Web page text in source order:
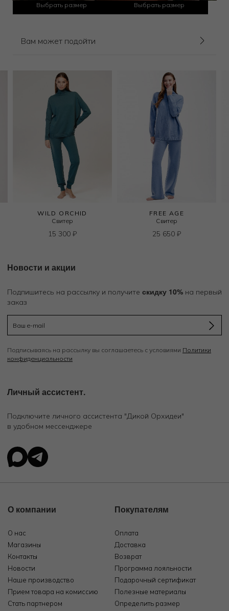
Выбрать размер Выбрать размер
Вам может подойти
WILD ORCHID
Свитер
15 300 ₽
FREE AGE
Свитер
25 650 ₽
Новости и акции
Подпишитесь на рассылку и получите скидку 10% на первый
заказ
Подписываясь на рассылку вы соглашаетесь с условиями Политики
конфиденциальности
Личный ассистент.
Подключите личного ассистента "Дикой Орхидеи"
в удобном мессенджере
О компании
О нас
Магазины
Контакты
Новости
Наше производство
Прием товара на комиссию
Стать партнером
Покупателям
Оплата
Доставка
Возврат
Программа лояльности
Подарочный сертификат
Полезные материалы
Определить размер